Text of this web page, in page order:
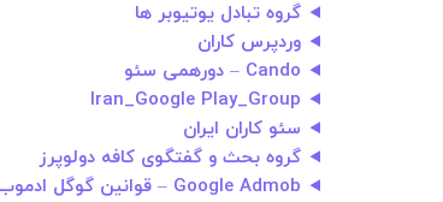
گروه تبادل یوتیوبر ها
وردپرس کاران
Cando – دورهمی سئو
Iran_Google Play_Group
سئو کاران ایران
گروه بحث و گفتگوی کافه دولوپرز
Google Admob – قوانین گوگل ادموب